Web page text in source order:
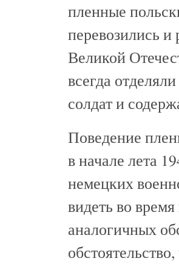
пленные
перевозились и
Великой
всегда
солдат и
Поведение
в начале лета
немецких
видеть во
аналогичных